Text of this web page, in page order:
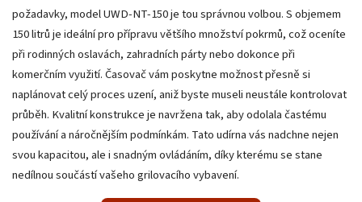
požadavky, model UWD-NT-150 je tou správnou volbou. S objemem
150 litrů je ideální pro přípravu většího množství pokrmů, což oceníte
při rodinných oslavách, zahradních párty nebo dokonce při
komerčním využití. Časovač vám poskytne možnost přesně si
naplánovat celý proces uzení, aniž byste museli neustále kontrolovat
průběh. Kvalitní konstrukce je navržena tak, aby odolala častému
používání a náročnějším podmínkám. Tato udírna vás nadchne nejen
svou kapacitou, ale i snadným ovládáním, díky kterému se stane
nedílnou součástí vašeho grilovacího vybavení.